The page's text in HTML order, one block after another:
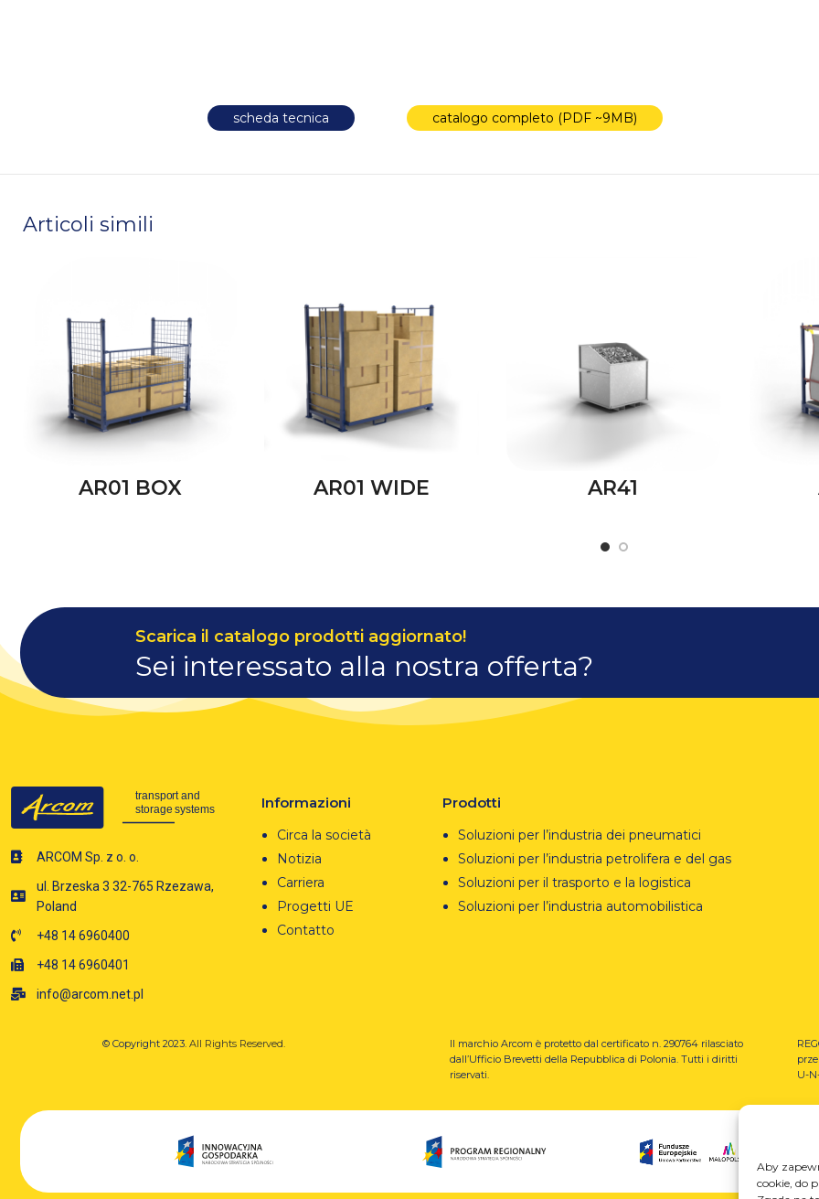
Aby
cookie, do
scheda tecnica catalogo completo (PDF ~9MB)
Articoli simili
AR01 BOX AR01 WIDE AR41
Scarica il catalogo prodotti aggiornato!
Sei interessato alla nostra offerta?
ARCOM Sp. z o. o.
ul. Brzeska 3 32-765 Rzezawa,
Poland
+48 14 6960400
+48 14 6960401
info@arcom.net.pl
Informazioni
Circa la società
Notizia
Carriera
Progetti UE
Contatto
Prodotti
Soluzioni per l’industria dei pneumatici
Soluzioni per l’industria petrolifera e del gas
Soluzioni per il trasporto e la logistica
Soluzioni per l’industria automobilistica
© Copyright 2023. All Rights Reserved.
Il marchio Arcom è protetto dal certificato n. 290764 rilasciato
dall’Ufficio Brevetti della Repubblica di Polonia. Tutti i diritti
riservati.
U-